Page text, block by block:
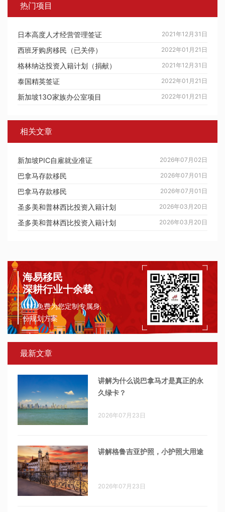
热门项目
2021年12月31日
日本高度人才经营管理签证
2022年01月21日
西班牙购房移民（已关停）
2021年12月31日
格林纳达投资入籍计划（捐献）
2022年01月21日
泰国精英签证
2022年01月21日
新加坡13O家族办公室项目
相关文章
2026年07月02日
新加坡PIC自雇就业准证
2026年07月01日
巴拿马存款移民
2026年07月01日
巴拿马存款移民
2026年03月20日
圣多美和普林西比投资入籍计划
2026年03月20日
圣多美和普林西比投资入籍计划
海易移民
深耕行业十余载
1对1免费为您定制专属身
份规划方案
最新文章
讲解为什么说巴拿马才是真正的永
久绿卡？
2026年07月23日
讲解格鲁吉亚护照，小护照大用途
2026年07月23日